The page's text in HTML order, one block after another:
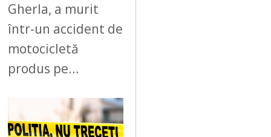
Gherla, a murit
într-un accident de
motocicletă
produs pe…